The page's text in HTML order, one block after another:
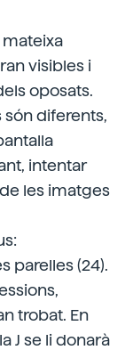
mateixa
visibles i
oposats.
són diferents,
intentar
les imatges
parelles (24).
trobat. En
J se li donarà